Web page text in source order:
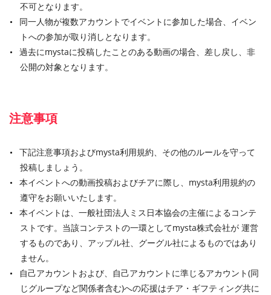
不可となります。
同一人物が複数アカウントでイベントに参加した場合、イベン
トへの参加が取り消しとなります。
過去にmystaに投稿したことのある動画の場合、差し戻し、非
公開の対象となります。
注意事項
下記注意事項およびmysta利用規約、その他のルールを守って
投稿しましょう。
本イベントへの動画投稿およびチアに際し、mysta利用規約の
遵守をお願いいたします。
本イベントは、一般社団法人ミス日本協会の主催によるコンテ
ストです。当該コンテストの一環としてmysta株式会社が 運営
するものであり、アップル社、グーグル社によるものではあり
ません。
自己アカウントおよび、自己アカウントに準じるアカウント(同
じグループなど関係者含む)への応援はチア・ギフティング共に